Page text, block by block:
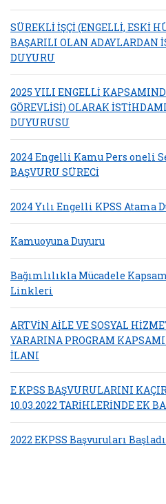
SÜREKLİ İŞÇİ (ENGELLİ, ESKİ
BAŞARILI OLAN ADAYLARDAN
DUYURU
2025 YILI ENGELLİ
GÖREVLİSİ) OLARAK
DUYURUSU
2024 Engelli Kamu Pers oneli
BAŞVURU SÜRECİ
2024 Yılı Engelli KPSS Atama
Kamuoyuna Duyuru
Bağımlılıkla Mücadele
Linkleri
ARTVİN AİLE VE SOSYAL
YARARINA PROGRAM
İLANI
E KPSS BAŞVURULARINI
10.03.2022 TARİHLERİNDE EK
2022 EKPSS Başvuruları Başladı